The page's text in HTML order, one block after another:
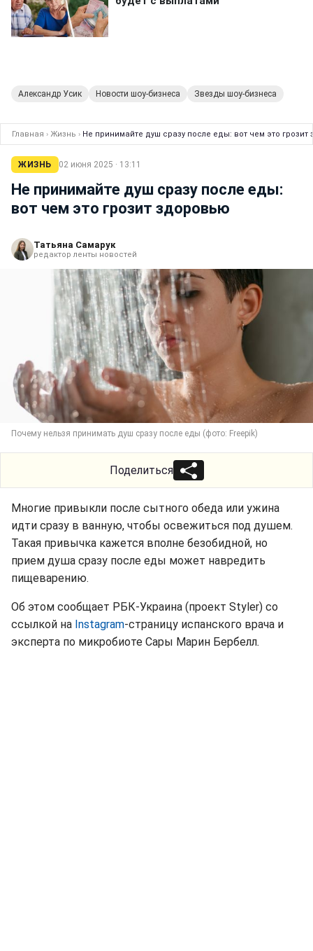
Александр Усик Новости шоу-бизнеса Звезды шоу-бизнеса
Главная › Жизнь › Не принимайте душ сразу после еды: вот чем это
ЖИЗНЬ 02 июня 2025 · 13:11
Не принимайте душ сразу после еды:
вот чем это грозит здоровью
Татьяна Самарук
редактор ленты новостей
Почему нельзя принимать душ сразу после еды (фото: Freepik)
Поделиться
Многие привыкли после сытного обеда или ужина
идти сразу в ванную, чтобы освежиться под душем.
Такая привычка кажется вполне безобидной, но
прием душа сразу после еды может навредить
пищеварению.
Об этом сообщает РБК-Украина (проект Styler) со
ссылкой на Instagram-страницу испанского врача и
эксперта по микробиоте Сары Марин Бербелл.